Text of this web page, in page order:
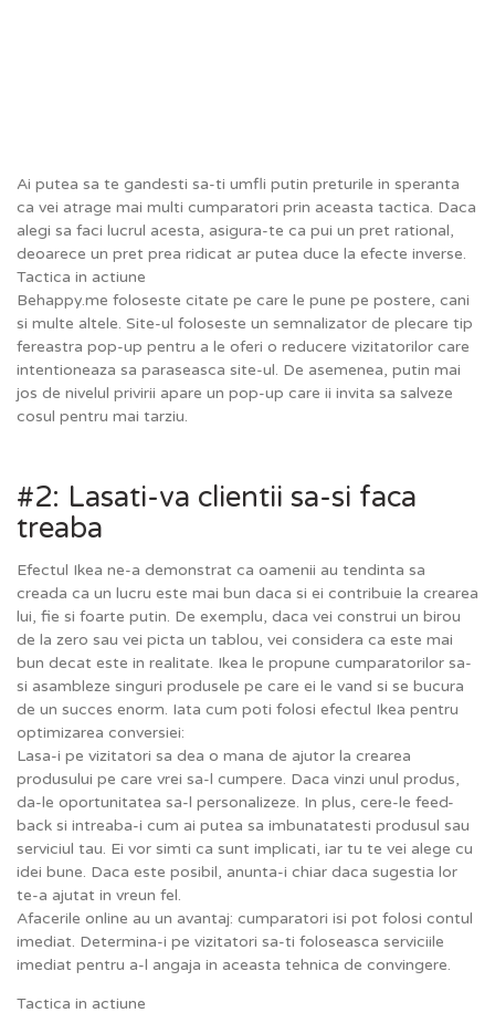
Ai putea sa te gandesti sa-ti umfli putin preturile in speranta
ca vei atrage mai multi cumparatori prin aceasta tactica. Daca
alegi sa faci lucrul acesta, asigura-te ca pui un pret rational,
deoarece un pret prea ridicat ar putea duce la efecte inverse.
Tactica in actiune
Behappy.me foloseste citate pe care le pune pe postere, cani
si multe altele. Site-ul foloseste un semnalizator de plecare tip
fereastra pop-up pentru a le oferi o reducere vizitatorilor care
intentioneaza sa paraseasca site-ul. De asemenea, putin mai
jos de nivelul privirii apare un pop-up care ii invita sa salveze
cosul pentru mai tarziu.
#2: Lasati-va clientii sa-si faca
treaba
Efectul Ikea ne-a demonstrat ca oamenii au tendinta sa
creada ca un lucru este mai bun daca si ei contribuie la crearea
lui, fie si foarte putin. De exemplu, daca vei construi un birou
de la zero sau vei picta un tablou, vei considera ca este mai
bun decat este in realitate. Ikea le propune cumparatorilor sa-
si asambleze singuri produsele pe care ei le vand si se bucura
de un succes enorm. Iata cum poti folosi efectul Ikea pentru
optimizarea conversiei:
Lasa-i pe vizitatori sa dea o mana de ajutor la crearea
produsului pe care vrei sa-l cumpere. Daca vinzi unul produs,
da-le oportunitatea sa-l personalizeze. In plus, cere-le feed-
back si intreaba-i cum ai putea sa imbunatatesti produsul sau
serviciul tau. Ei vor simti ca sunt implicati, iar tu te vei alege cu
idei bune. Daca este posibil, anunta-i chiar daca sugestia lor
te-a ajutat in vreun fel.
Afacerile online au un avantaj: cumparatori isi pot folosi contul
imediat. Determina-i pe vizitatori sa-ti foloseasca serviciile
imediat pentru a-l angaja in aceasta tehnica de convingere.
Tactica in actiune